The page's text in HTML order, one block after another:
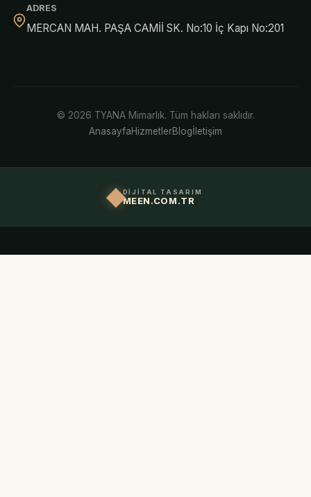
ADRES
MERCAN MAH. PAŞA CAMİİ SK. No:10 İç Kapı No:201
© 2026 TYANA Mimarlık. Tüm hakları saklıdır.
AnasayfaHizmetlerBlogİletişim
DİJİTAL TASARIM
MEEN.COM.TR